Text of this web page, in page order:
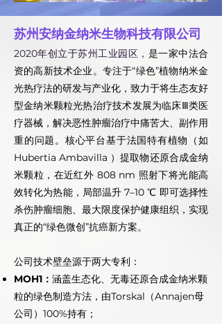
苏州安纳金纳米生物科技有限公司
2020年创立于苏州工业园区， 是一家中法合
资的高新技术企业。专注于“绿色”植物纳米金
光热疗法的研发与产业化，致力于将生态友好
型金纳米颗粒光热治疗技术发展为临床Ⅲ类医
疗器械，解决恶性肿瘤治疗中痛苦大、副作用
重的问题。核心平台基于法国特有植物（如
Hubertia Ambavilla ）提取物还原合成金纳
米颗粒，在近红外 808 nm 照射下将光能高
效转化为热能，局部温升 7–10 ℃ 即可选择性
杀伤肿瘤细胞、最大限度保护健康组织，实现
真正的“绿色微创”抗癌新方案​。
公司技术壁垒源于两大专利：
MOH1： 涵盖生态化、无毒还原合成金纳米颗
粒的绿色制造方法，由Torskal（Annajen母
公司）100%持有；